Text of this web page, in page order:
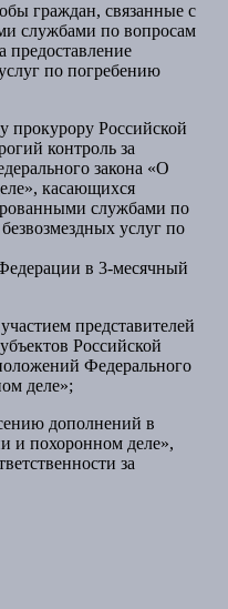
граждан, связанные с
службами по вопросам
предоставление
по погребению
прокурору Российской
контроль за
закона «О
касающихся
службами по
услуг по
в 3-месячный
представителей
Российской
Федерального
деле»;
дополнений в
и похоронном деле»,
за